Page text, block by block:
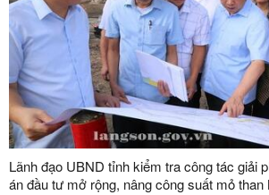
Lãnh đạo UBND tỉnh kiểm tra công tác giải
án đầu tư mở rộng, nâng công suất mỏ